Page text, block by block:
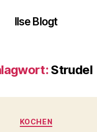
Ilse Blogt
Strudel
Kategorien
KOCHEN